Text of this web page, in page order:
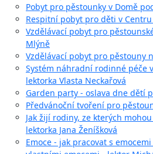
Pobyt pro pěstounky v Domě
Respitní pobyt pro děti v
Vzdělávací pobyt pro
Mlýně
Vzdělávací pobyt pro pěstouny
Systém náhradní rodinné péče
lektorka Vlasta Neckařová
Garden party - oslava dne dětí
Předvánoční tvoření pro
Jak žijí rodiny, ze kterých
lektorka Jana Ženíšková
Emoce - jak pracovat s